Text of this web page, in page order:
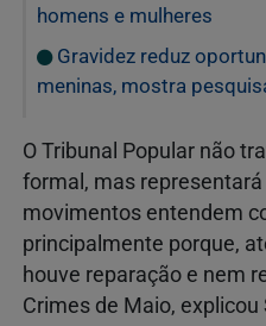
homens e mulheres
Gravidez reduz
meninas, mostra
O Tribunal Popular não
formal, mas
movimentos entendem
principalmente porque,
houve reparação e nem
Crimes de Maio, explicou